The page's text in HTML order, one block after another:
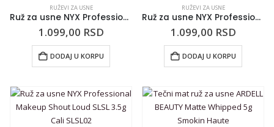
RUŽEVI ZA USNE
Ruž za usne NYX Professional Makeup Shout Loud SLSL 3.5g Chic SLSL04
1.099,00 RSD
DODAJ U KORPU
RUŽEVI ZA USNE
Ruž za usne NYX Professional Makeup Shout Loud SLSL 3.5g Silk SLSL03
1.099,00 RSD
DODAJ U KORPU